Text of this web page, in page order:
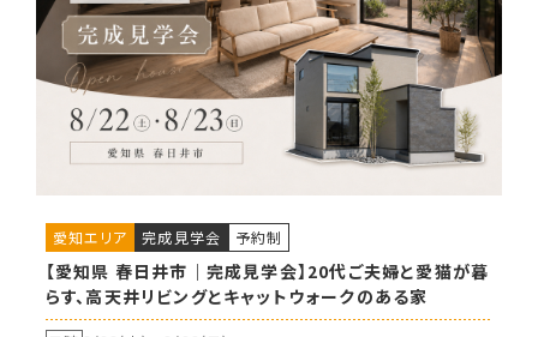
愛知エリア 完成見学会 予約制
【愛知県 春日井市｜完成見学会】20代ご夫婦と愛猫が暮
らす、高天井リビングとキャットウォークのある家